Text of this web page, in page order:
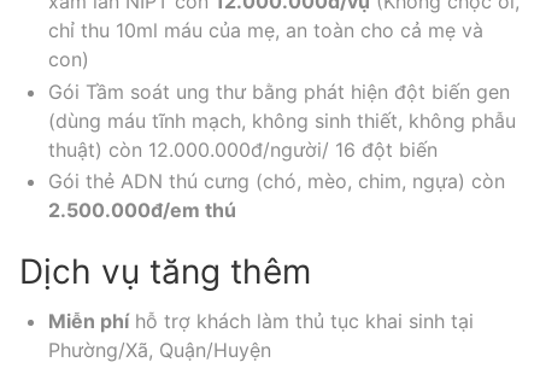
chỉ thu 10ml máu của mẹ, an toàn cho cả mẹ và
con)
Gói Tầm soát ung thư bằng phát hiện đột biến gen
(dùng máu tĩnh mạch, không sinh thiết, không phẫu
thuật) còn 12.000.000đ/người/ 16 đột biến
Gói thẻ ADN thú cưng (chó, mèo, chim, ngựa) còn
2.500.000đ/em thú
Dịch vụ tăng thêm
Miễn phíhỗ trợ khách làm thủ tục khai sinh tại
Phường/Xã, Quận/Huyện